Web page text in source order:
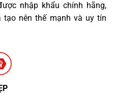
nhập khẩu chính hãng,
nên thế mạnh và uy tín